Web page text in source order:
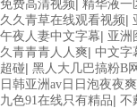
免费高清视频| 精华液一
久久青草在线观看视频|
午夜人妻中文字幕| 亚洲
久青青青人人爽| 中文字
超碰| 黑人大几巴搞粉B网
日韩亚洲av日日泡夜夜爽
九色91在线只有精品| 不